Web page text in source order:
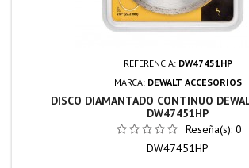
REFERENCIA: DW47451HP
MARCA: DEWALT ACCESORIOS
DISCO DIAMANTADO CONTINUO
DW47451HP
Reseña(s): 0
DW47451HP